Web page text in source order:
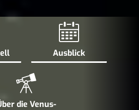
Ausblick
die Venus­